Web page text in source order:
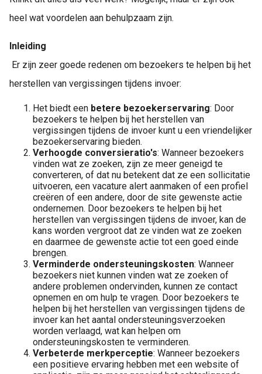
heel wat voordelen aan behulpzaam zijn.
Inleiding
Er zijn zeer goede redenen om bezoekers te helpen bij het
herstellen van vergissingen tijdens invoer:
Het biedt een betere bezoekerservaring: Door
bezoekers te helpen bij het herstellen van
vergissingen tijdens de invoer kunt u een vriendelijker
bezoekerservaring bieden.
Verhoogde conversieratio's: Wanneer bezoekers
vinden wat ze zoeken, zijn ze meer geneigd te
converteren, of dat nu betekent dat ze een sollicitatie
uitvoeren, een vacature alert aanmaken of een profiel
creëren of een andere, door de site gewenste actie
ondernemen. Door bezoekers te helpen bij het
herstellen van vergissingen tijdens de invoer, kan de
kans worden vergroot dat ze vinden wat ze zoeken
en daarmee de gewenste actie tot een goed einde
brengen.
Verminderde ondersteuningskosten: Wanneer
bezoekers niet kunnen vinden wat ze zoeken of
andere problemen ondervinden, kunnen ze contact
opnemen en om hulp te vragen. Door bezoekers te
helpen bij het herstellen van vergissingen tijdens de
invoer kan het aantal ondersteuningsverzoeken
worden verlaagd, wat kan helpen om
ondersteuningskosten te verminderen.
Verbeterde merkperceptie: Wanneer bezoekers
een positieve ervaring hebben met een website of